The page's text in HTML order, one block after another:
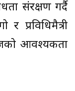
संरक्षण गर्दै
र प्रविधिमैत्री
आवश्यकता